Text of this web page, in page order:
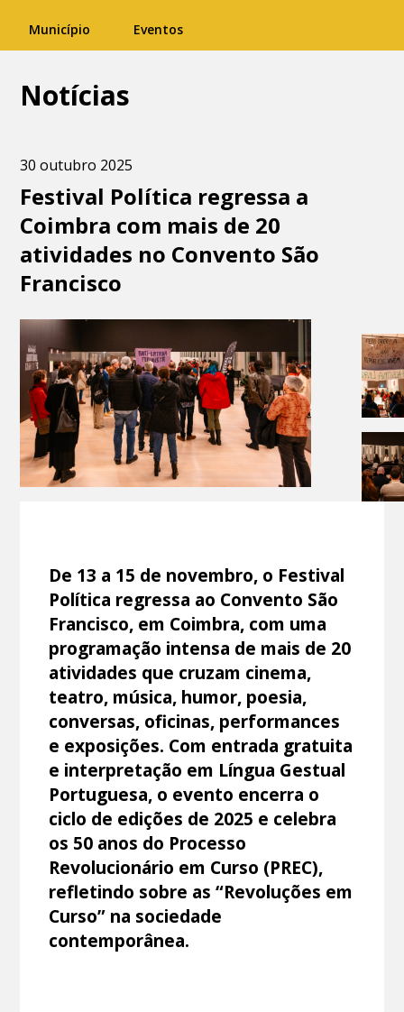
Município Eventos
Notícias
30 outubro 2025
Festival Política regressa a
Coimbra com mais de 20
atividades no Convento São
Francisco
De 13 a 15 de novembro, o Festival
Política regressa ao Convento São
Francisco, em Coimbra, com uma
programação intensa de mais de 20
atividades que cruzam cinema,
teatro, música, humor, poesia,
conversas, oficinas, performances
e exposições. Com entrada gratuita
e interpretação em Língua Gestual
Portuguesa, o evento encerra o
ciclo de edições de 2025 e celebra
os 50 anos do Processo
Revolucionário em Curso (PREC),
refletindo sobre as “Revoluções em
Curso” na sociedade
contemporânea.